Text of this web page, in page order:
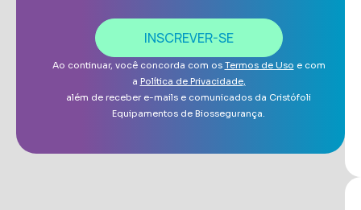
INSCREVER-SE
Ao continuar, você concorda com os Termos de Uso e com
a Política de Privacidade,
além de receber e-mails e comunicados da Cristófoli
Equipamentos de Biossegurança.